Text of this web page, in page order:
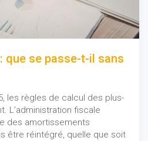
que se passe-t-il sans
les règles de calcul des plus-
L’administration fiscale
des amortissements
être réintégré, quelle que soit